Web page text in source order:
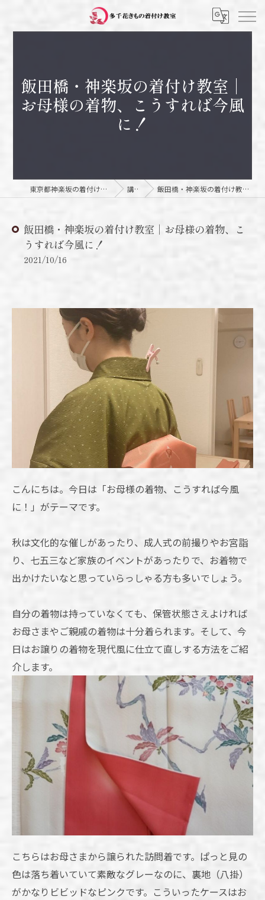
飯田橋・神楽坂の着付け教室｜
お母様の着物、こうすれば今風
に！
東京都神楽坂の着付け教室なら多千花きもの着付け教室 講師日記 飯田橋・神楽坂の着付け教室｜お母様の着物、こうすれば今風に！
飯田橋・神楽坂の着付け教室｜お母様の着物、こ
うすれば今風に！
2021/10/16
こんにちは。今日は「お母様の着物、こうすれば今風
に！」がテーマです。
秋は文化的な催しがあったり、成人式の前撮りやお宮詣
り、七五三など家族のイベントがあったりで、お着物で
出かけたいなと思っていらっしゃる方も多いでしょう。
自分の着物は持っていなくても、保管状態さえよければ
お母さまやご親戚の着物は十分着られます。そして、今
日はお譲りの着物を現代風に仕立て直しする方法をご紹
介します。
こちらはお母さまから譲られた訪問着です。ぱっと見の
色は落ち着いていて素敵なグレーなのに、裏地（八掛）
がかなりビビッドなピンクです。こういったケースはお